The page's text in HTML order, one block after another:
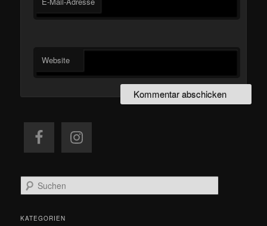
Website
u
h
KATEGORIEN